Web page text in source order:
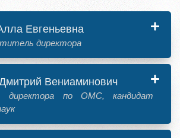
Евгеньевна
директора
Вениаминович
директора по ОМС, кандидат